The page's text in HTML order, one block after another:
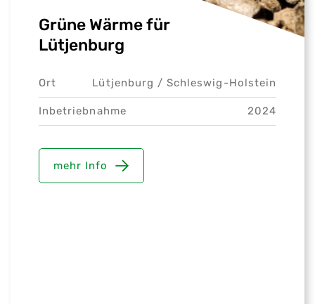
Grüne Wärme für
Lütjenburg
Ort Lütjenburg /Schleswig-Holstein
Inbetriebnahme 2024
mehr Info